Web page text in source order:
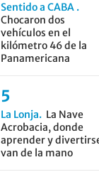
Sentido a CABA
Chocaron dos
vehículos en el
kilómetro 46 de la
Panamericana
La Lonja
La Nave
Acrobacia, donde
aprender y
van de la mano